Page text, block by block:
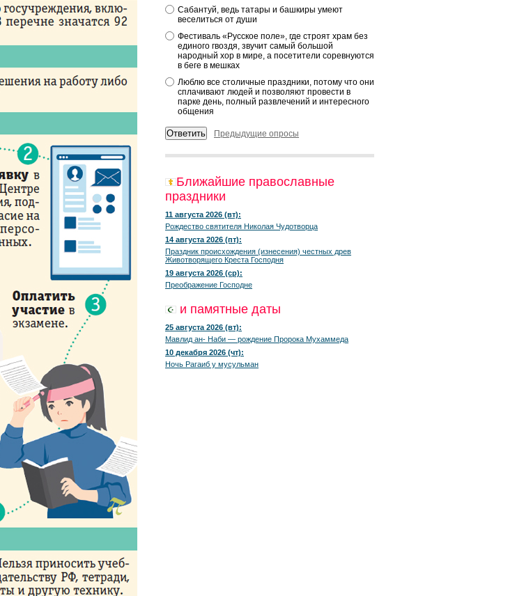
Сабантуй, ведь татары и башкиры умеют
веселиться от души
Фестиваль «Русское поле», где строят храм без
единого гвоздя, звучит самый большой
народный хор в мире, а посетители соревнуются
в беге в мешках
Люблю все столичные праздники, потому что они
сплачивают людей и позволяют провести в
парке день, полный развлечений и интересного
общения
Предыдущие опросы
Ближайшие православные
праздники
11 августа 2026 (вт):
Рождество святителя Николая Чудотворца
14 августа 2026 (пт):
Праздник происхождения (изнесения) честных древ
Животворящего Креста Господня
19 августа 2026 (ср):
Преображение Господне
и памятные даты
25 августа 2026 (вт):
Мавлид ан- Наби — рождение Пророка Мухаммеда
10 декабря 2026 (чт):
Ночь Рагаиб у мусульман